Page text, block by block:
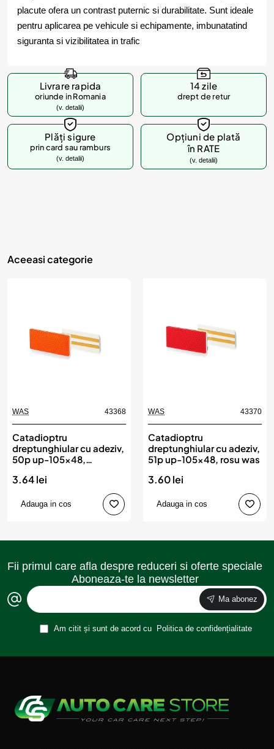
placute ofera un contrast puternic si durabilitate. Sunt ideale
pentru aplicarea pe vehicule si echipamente, imbunatatind
siguranta si vizibilitatea in trafic
Livrare rapida
oriunde in Romania
(v. detalii)
14 zile
drept de retur
Plăți sigure
prin card sau ramburs
(v. detalii)
Opțiuni de plată
în RATE
(v. detalii)
Aceeasi categorie
WAS 43368
Catadioptru
dreptunghiular cu adeziv,
50p up-105x48,
3.64 lei
Adauga in cos
WAS 43370
Catadioptru
dreptunghiular cu adeziv,
51p up-105x48, rosu was
3.60 lei
Adauga in cos
Fii primul care afla despre reduceri si oferte speciale
Aboneaza-te la newsletter
Ma abonez
Am citit și sunt de acord cu Politica de confidențialitate